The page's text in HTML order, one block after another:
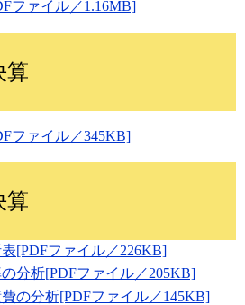
ファイル／1.16MB]
算
ファイル／345KB]
算
[PDFファイル／226KB]
分析[PDFファイル／205KB]
の分析[PDFファイル／145KB]